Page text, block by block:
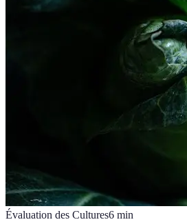
Évaluation des Cultures6 min